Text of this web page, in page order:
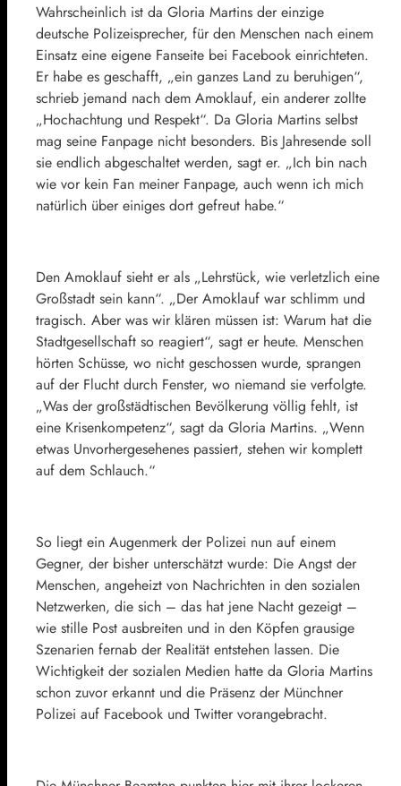
Wahrscheinlich ist da Gloria Martins der einzige
deutsche Polizeisprecher, für den Menschen nach einem
Einsatz eine eigene Fanseite bei Facebook einrichteten.
Er habe es geschafft, „ein ganzes Land zu beruhigen“,
schrieb jemand nach dem Amoklauf, ein anderer zollte
„Hochachtung und Respekt“. Da Gloria Martins selbst
mag seine Fanpage nicht besonders. Bis Jahresende soll
sie endlich abgeschaltet werden, sagt er. „Ich bin nach
wie vor kein Fan meiner Fanpage, auch wenn ich mich
natürlich über einiges dort gefreut habe.“
Den Amoklauf sieht er als „Lehrstück, wie verletzlich eine
Großstadt sein kann“. „Der Amoklauf war schlimm und
tragisch. Aber was wir klären müssen ist: Warum hat die
Stadtgesellschaft so reagiert“, sagt er heute. Menschen
hörten Schüsse, wo nicht geschossen wurde, sprangen
auf der Flucht durch Fenster, wo niemand sie verfolgte.
„Was der großstädtischen Bevölkerung völlig fehlt, ist
eine Krisenkompetenz“, sagt da Gloria Martins. „Wenn
etwas Unvorhergesehenes passiert, stehen wir komplett
auf dem Schlauch.“
So liegt ein Augenmerk der Polizei nun auf einem
Gegner, der bisher unterschätzt wurde: Die Angst der
Menschen, angeheizt von Nachrichten in den sozialen
Netzwerken, die sich – das hat jene Nacht gezeigt –
wie stille Post ausbreiten und in den Köpfen grausige
Szenarien fernab der Realität entstehen lassen. Die
Wichtigkeit der sozialen Medien hatte da Gloria Martins
schon zuvor erkannt und die Präsenz der Münchner
Polizei auf Facebook und Twitter vorangebracht.